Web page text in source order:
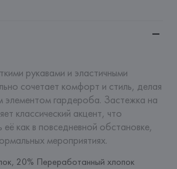
рукавами и эластичными
сочетает комфорт и стиль, делая
элементом гардероба. Застежка на
классический акцент, что
её как в повседневной обстановке,
мероприятиях.
20% Переработанный хлопок